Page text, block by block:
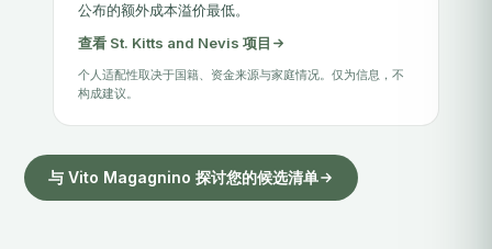
公布的额外成本溢价最低。
查看 St. Kitts and Nevis 项目
个人适配性取决于国籍、资金来源与家庭情况。仅为信息，不
构成建议。
与 Vito Magagnino 探讨您的候选清单